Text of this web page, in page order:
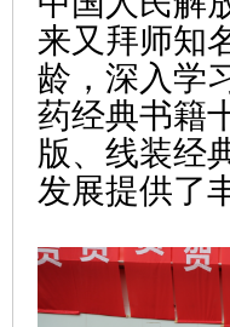
来又拜师知
龄，深入学
药经典书籍
版、线装经
发展提供了